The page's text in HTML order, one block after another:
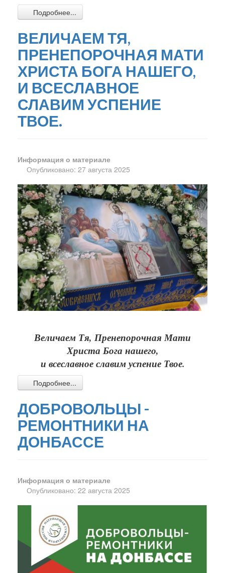
Подробнее...
ВЕЛИЧАЕМ ТЯ,
ПРЕНЕПОРОЧНАЯ МАТИ
ХРИСТА БОГА НАШЕГО,
И ВСЕСЛАВНОЕ
СЛАВИМ УСПЕНИЕ
ТВОЕ.
Информация о материале
Опубликовано: 27 августа 2025
Величаем Тя, Пренепорочная Мати
Христа Бога нашего,
и всеславное славим успение Твое.
Подробнее...
ДОБРОВОЛЬЦЫ -
РЕМОНТНИКИ НА
ДОНБАССЕ
Информация о материале
Опубликовано: 22 августа 2025